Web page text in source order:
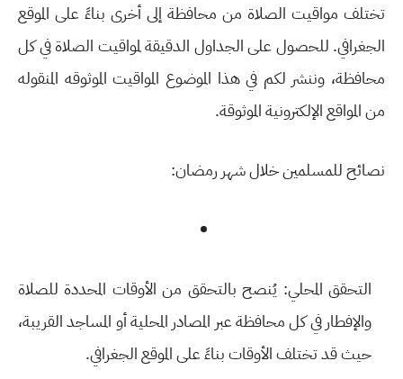
تختلف مواقيت الصلاة من محافظة إلى أخرى بناءً على الموقع
الجغرافي. للحصول على الجداول الدقيقة لمواقيت الصلاة في كل
محافظة، وننشر لكم في هذا الموضوع المواقيت الموثوقه المنقوله
من المواقع الإلكترونية الموثوقة.
نصائح للمسلمين خلال شهر رمضان:
التحقق المحلي: يُنصح بالتحقق من الأوقات المحددة للصلاة
والإفطار في كل محافظة عبر المصادر المحلية أو المساجد القريبة،
حيث قد تختلف الأوقات بناءً على الموقع الجغرافي.